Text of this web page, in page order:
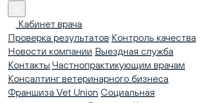
Кабинет врача
Проверка результатов Контроль качества
Новости компании Выездная служба
Контакты Частнопрактикующим врачам
Консалтинг ветеринарного бизнеса
Франшиза Vet Union Социальная